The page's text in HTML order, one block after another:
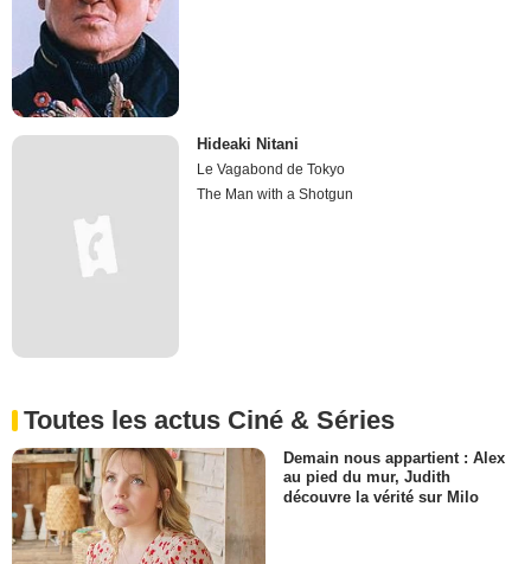
Hideaki Nitani
Le Vagabond de Tokyo
The Man with a Shotgun
Toutes les actus Ciné & Séries
Demain nous appartient : Alex
au pied du mur, Judith
découvre la vérité sur Milo